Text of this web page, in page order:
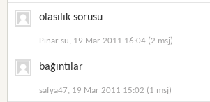
olasılık sorusu
Pınar su, 19 Mar 2011 16:04 (2 msj)
bağıntılar
safya47, 19 Mar 2011 15:02 (1 msj)